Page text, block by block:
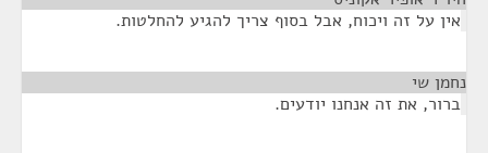
אין על זה ויכוח, אבל בסוף צריך להגיע להחלטות.
נחמן שי
ברור, את זה אנחנו יודעים.